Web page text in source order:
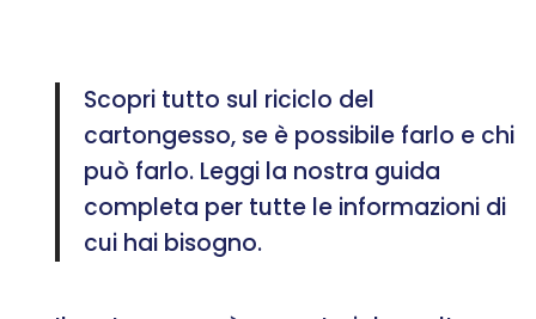
Scopri tutto sul riciclo del
cartongesso, se è possibile farlo e chi
può farlo. Leggi la nostra guida
completa per tutte le informazioni di
cui hai bisogno.